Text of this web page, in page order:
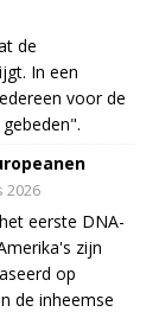
de
In een
voor de
2026
eerste DNA-
zijn
op
de inheemse